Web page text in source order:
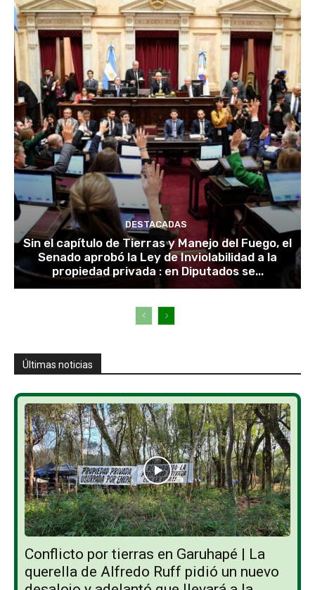
DESTACADAS
Sin el capítulo de Tierras y Manejo del Fuego, el
Senado aprobó la Ley de Inviolabilidad a la
propiedad privada : en Diputados se...
Últimas noticias
Conflicto por tierras en Garuhapé | La
querella de Alfredo Ruff pidió un nuevo